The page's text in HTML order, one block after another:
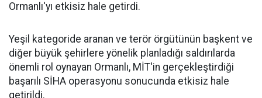
Ormanlı'yı etkisiz hale getirdi.
Yeşil kategoride aranan ve terör örgütünün başkent ve
diğer büyük şehirlere yönelik planladığı saldırılarda
önemli rol oynayan Ormanlı, MİT'in gerçekleştirdiği
başarılı SİHA operasyonu sonucunda etkisiz hale
getirildi.